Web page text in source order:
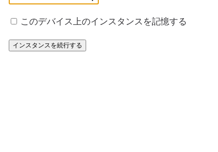
このデバイス上のインスタンスを記憶する
インスタンスを続行する